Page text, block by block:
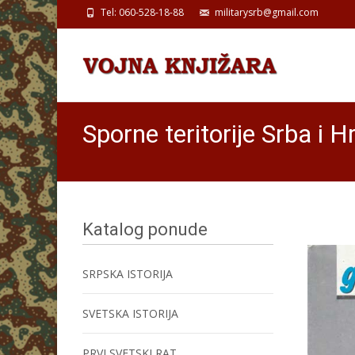
Tel: 060-528-18-88 militarysrb@gmail.com
Sporne teritorije Srba i
Katalog ponude
SRPSKA ISTORIJA
SVETSKA ISTORIJA